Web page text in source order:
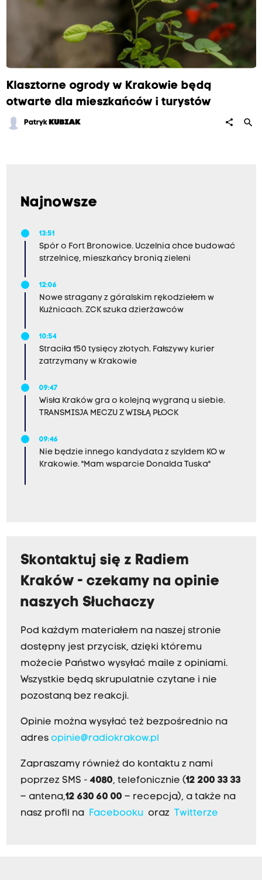
Klasztorne ogrody w Krakowie będą
otwarte dla mieszkańców i turystów
Patryk KUBIAK share search
Najnowsze
13:51
Spór o Fort Bronowice. Uczelnia chce budować
strzelnicę, mieszkańcy bronią zieleni
12:06
Nowe stragany z góralskim rękodziełem w
Kuźnicach. ZCK szuka dzierżawców
10:54
Straciła 150 tysięcy złotych. Fałszywy kurier
zatrzymany w Krakowie
09:47
Wisła Kraków gra o kolejną wygraną u siebie.
TRANSMISJA MECZU Z WISŁĄ PŁOCK
09:46
Nie będzie innego kandydata z szyldem KO w
Krakowie. "Mam wsparcie Donalda Tuska"
Skontaktuj się z Radiem
Kraków - czekamy na opinie
naszych Słuchaczy
Pod każdym materiałem na naszej stronie
dostępny jest przycisk, dzięki któremu
możecie Państwo wysyłać maile z opiniami.
Wszystkie będą skrupulatnie czytane i nie
pozostaną bez reakcji.
Opinie można wysyłać też bezpośrednio na
adres opinie@radiokrakow.pl
Zapraszamy również do kontaktu z nami
poprzez SMS - 4080, telefonicznie (12 200 33 33
– antena,12 630 60 00 – recepcja), a także na
nasz profil na Facebookuoraz Twitterze